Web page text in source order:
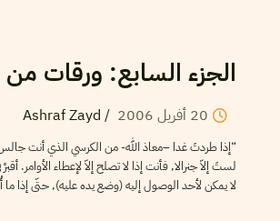
الجزء السابع: ورقات
20 أفريل 2006
/
Ashraf Zayd
“إذا طردتَ غدا –معاذ الله- من الكرسي الذي أنت
لستَ إلاّ جنرالا, فأنت إذا لا تصلح إلاّ لإعطاء
لا يمكن لأحد الوصول إليه (وضع يده عليه), حتّى إذا ما